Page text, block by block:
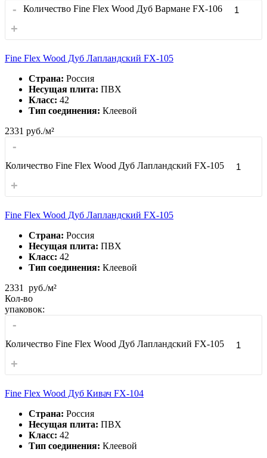
- Количество Fine Flex Wood Дуб Вармане FX-106
+
Fine Flex Wood Дуб Лапландский FX-105
Страна: Россия
Несущая плита: ПВХ
Класс: 42
Тип соединения: Клеевой
2331 руб./м²
-
Количество Fine Flex Wood Дуб Лапландский FX-105
+
Fine Flex Wood Дуб Лапландский FX-105
Страна: Россия
Несущая плита: ПВХ
Класс: 42
Тип соединения: Клеевой
2331
руб./м²
Кол-во
упаковок:
-
Количество Fine Flex Wood Дуб Лапландский FX-105
+
Fine Flex Wood Дуб Кивач FX-104
Страна: Россия
Несущая плита: ПВХ
Класс: 42
Тип соединения: Клеевой